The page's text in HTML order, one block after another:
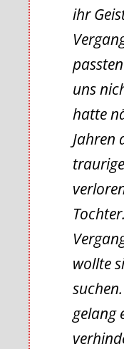
ihr
uns
hatte
Jahren
wollte
gelang